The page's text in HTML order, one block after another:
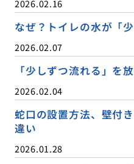
2026.02.16
なぜ？トイレの水が「
2026.02.07
「少しずつ流れる」を
2026.02.04
蛇口の設置方法、壁付
違い
2026.01.28